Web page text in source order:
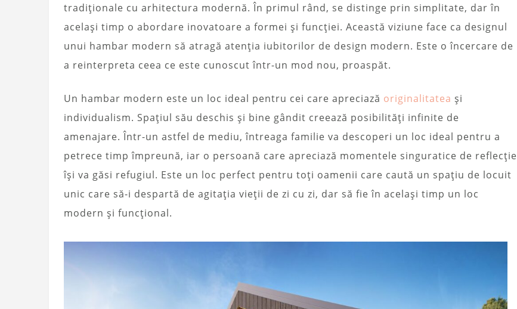
tradiționale cu arhitectura modernă. În primul rând, se distinge prin simplitate, dar în
același timp o abordare inovatoare a formei și funcției. Această viziune face ca designul
unui hambar modern să atragă atenția iubitorilor de design modern. Este o încercare de
a reinterpreta ceea ce este cunoscut într-un mod nou, proaspăt.
Un hambar modern este un loc ideal pentru cei care apreciază originalitatea și
individualism. Spațiul său deschis și bine gândit creează posibilități infinite de
amenajare. Într-un astfel de mediu, întreaga familie va descoperi un loc ideal pentru a
petrece timp împreună, iar o persoană care apreciază momentele singuratice de reflecție
își va găsi refugiul. Este un loc perfect pentru toți oamenii care caută un spațiu de locuit
unic care să-i despartă de agitația vieții de zi cu zi, dar să fie în același timp un loc
modern și funcțional.